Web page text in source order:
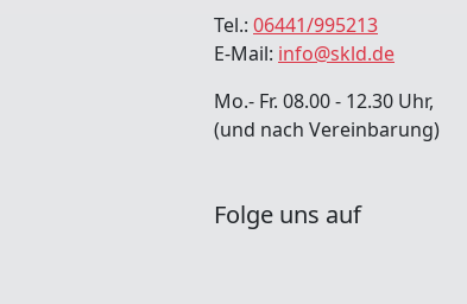
Tel.: 06441/995213
E-Mail: info@skld.de
Mo.- Fr. 08.00 - 12.30 Uhr,
(und nach Vereinbarung)
Folge uns auf